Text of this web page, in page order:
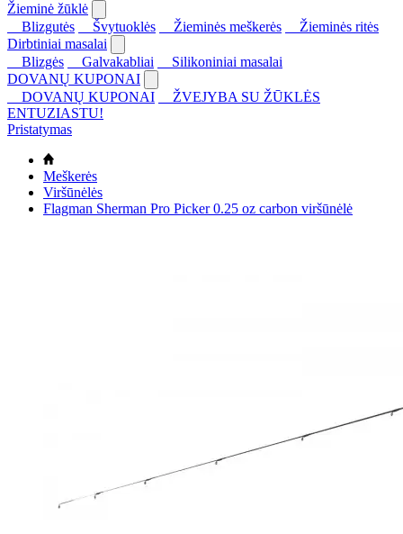
Žieminė žūklė
Blizgutės
Švytuoklės Žieminės meškerės
Žieminės ritės
Dirbtiniai masalai
Blizgės
Galvakabliai
Silikoniniai masalai
DOVANŲ KUPONAI
DOVANŲ KUPONAI
ŽVEJYBA SU ŽŪKLĖS
ENTUZIASTU!
Pristatymas
Meškerės
Viršūnėlės
Flagman Sherman Pro Picker 0.25 oz carbon viršūnėlė